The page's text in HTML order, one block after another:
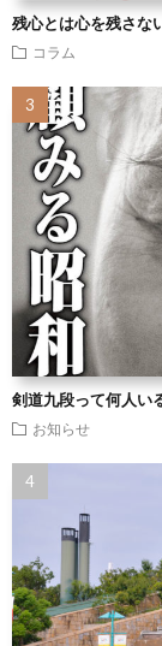
残心とは心を残さな
コラム
剣道九段って何人い
お知らせ